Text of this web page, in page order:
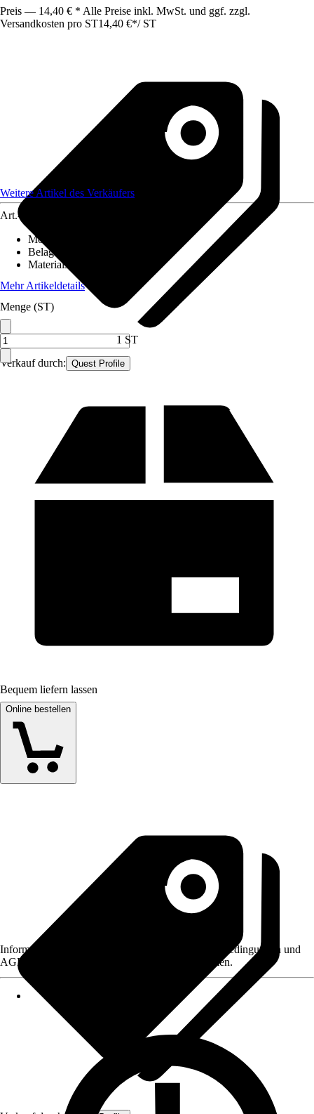
Preis — 14,40 € * Alle Preise inkl. MwSt. und ggf. zzgl.
Versandkosten pro ST14,40 €*/ ST
Verkauf durch: Quest Profile
Weitere Artikel des Verkäufers
Art.-Nr.
Montageart
Belagstärke
Materialspezifizierung
Mehr Artikeldetails
Menge (ST)
1 ST
Bequem liefern lassen
Online bestellen
Informationen des Verkäufers, wie z. B. Rückgabebedingungen und
AGB, finden Sie bei Klick auf den Verkäufernamen.